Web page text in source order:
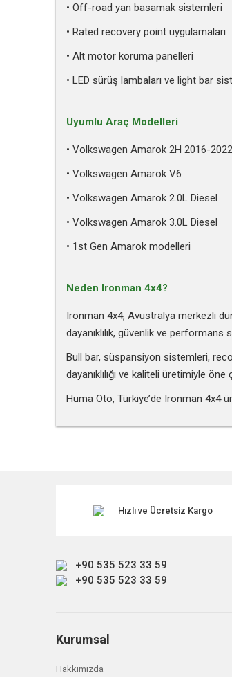
• Off-road yan basamak sistemleri
• Rated recovery point uygulamaları
• Alt motor koruma panelleri
• LED sürüş lambaları ve light bar
Uyumlu Araç Modelleri
• Volkswagen Amarok 2H 2016-2022
• Volkswagen Amarok V6
• Volkswagen Amarok 2.0L Diesel
• Volkswagen Amarok 3.0L Diesel
• 1st Gen Amarok modelleri
Neden Ironman 4x4?
Ironman 4x4, Avustralya merkezli
dayanıklılık, güvenlik ve
Bull bar, süspansiyon sistemleri,
dayanıklılığı ve kaliteli üretimiyle öne
Huma Oto, Türkiye’de Ironman 4x4
Ürün açıklamasında eksik bilgiler
Bu ürüne benzer farklı alternatifler
Hızlı ve Ücretsiz Kargo
+90 535 523 33 59
+90 535 523 33 59
Kurumsal
Hakkımızda